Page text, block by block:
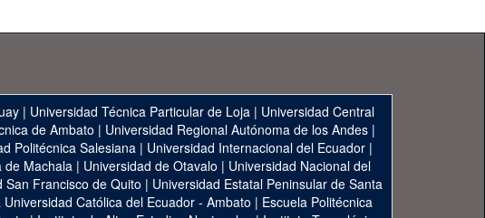
| Universidad Técnica Particular de Loja | Universidad Central
de Ambato | Universidad Regional Autónoma de los Andes|
Politécnica Salesiana| Universidad Internacional del Ecuador|
de Machala | Universidad de Otavalo | Universidad Nacional del
San Francisco de Quito | Universidad Estatal Peninsular de Santa
Universidad Católica del Ecuador - Ambato | Escuela Politécnica